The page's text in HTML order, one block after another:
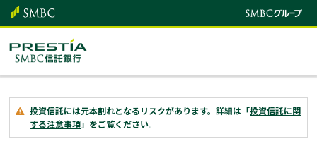
投資信託には元本割れとなるリスクがあります。詳細は「投資信託に関
する注意事項」をご覧ください。